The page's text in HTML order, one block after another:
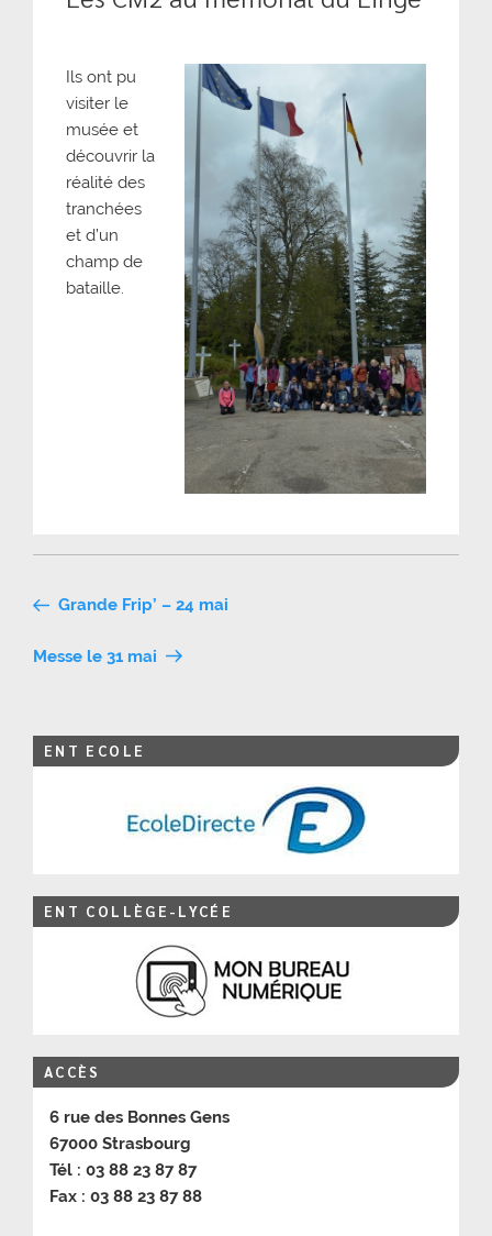
Ils ont pu
visiter le
musée et
découvrir la
réalité des
tranchées
et d’un
champ de
bataille.
Navigation
de
Grande Frip’ – 24 mai
Messe le 31 mai
ENT ECOLE
ENT COLLÈGE-LYCÉE
ACCÈS
6 rue des Bonnes Gens
67000 Strasbourg
Tél : 03 88 23 87 87
Fax : 03 88 23 87 88